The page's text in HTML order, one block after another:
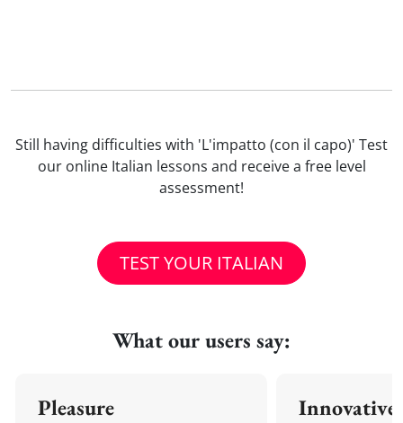
Still having difficulties with 'L'impatto (con il capo)' Test
our online Italian lessons and receive a free level
assessment!
TEST YOUR ITALIAN
What our users say:
Pleasure Innovative